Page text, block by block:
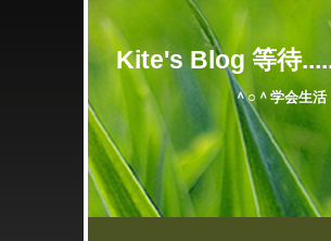
Kite's Blog 等待
＾○＾学会生活